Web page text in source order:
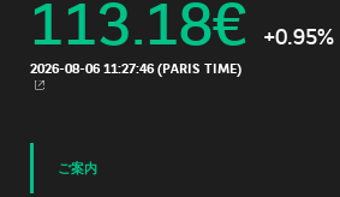
113.18€ +0.95%
2026-08-06 11:27:46(PARIS TIME)
新規ウィンドウ
ご案内